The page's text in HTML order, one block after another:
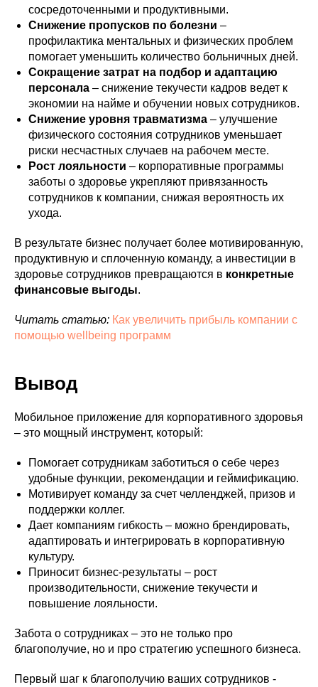
сосредоточенными и продуктивными.
Снижение пропусков по болезни –
профилактика ментальных и физических проблем
помогает уменьшить количество больничных дней.
Сокращение затрат на подбор и адаптацию
персонала – снижение текучести кадров ведет к
экономии на найме и обучении новых сотрудников.
Снижение уровня травматизма – улучшение
физического состояния сотрудников уменьшает
риски несчастных случаев на рабочем месте.
Рост лояльности – корпоративные программы
заботы о здоровье укрепляют привязанность
сотрудников к компании, снижая вероятность их
ухода.
В результате бизнес получает более мотивированную,
продуктивную и сплоченную команду, а инвестиции в
здоровье сотрудников превращаются в конкретные
финансовые выгоды.
Читать статью: Как увеличить прибыль компании с
помощью wellbeing программ
Вывод
Мобильное приложение для корпоративного здоровья
– это мощный инструмент, который:
Помогает сотрудникам заботиться о себе через
удобные функции, рекомендации и геймификацию.
Мотивирует команду за счет челленджей, призов и
поддержки коллег.
Дает компаниям гибкость – можно брендировать,
адаптировать и интегрировать в корпоративную
культуру.
Приносит бизнес-результаты – рост
производительности, снижение текучести и
повышение лояльности.
Забота о сотрудниках – это не только про
благополучие, но и про стратегию успешного бизнеса.
Первый шаг к благополучию ваших сотрудников -
«Корпоративное благополучие»
ООО МИП «Новая Ремедика»,
тел.:+7 (495) 291-15-24
ОГРН 1 127 746 046 834
ИНН 7 704 799 897, КПП 771
901 001
Cоздано на средства
Скачать приложение
© Корпоративное
благополучие 2025
Store
Скачать с сайта
Часто задаваемые вопросы
Политика конфиденциальности
Health Balance PrivacyPolicy
Правила и требования
Требования для корректной
Стоимость программного
обеспечения
Руководство пользователя
Инструкция по установке
User agreement
Web
Калькулятор экономических
потерь от заболеваемости и
Разработка сайта
WEB
версия
AppGallery
GooglePlay